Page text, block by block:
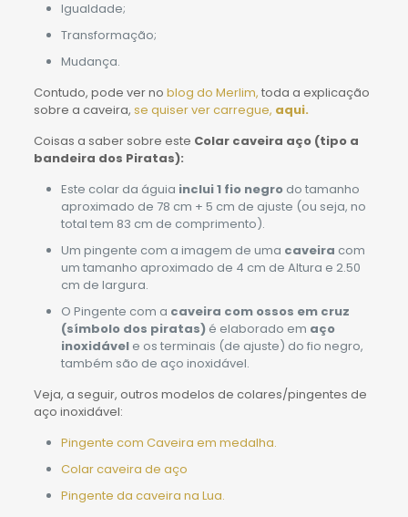
Igualdade;
Transformação;
Mudança.
Contudo, pode ver no blog do Merlim, toda a explicação
sobre a caveira, se quiser ver carregue, aqui.
Coisas a saber sobre este Colar caveira aço (tipo a
bandeira dos Piratas):
Este colar da águia inclui 1 fio negrodo tamanho
aproximado de 78 cm + 5 cm de ajuste (ou seja, no
total tem 83 cm de comprimento).
Um pingente com a imagem de uma caveira com
um tamanho aproximado de 4 cm de Altura e 2.50
cm de largura.
O Pingente com a caveira com ossos em cruz
(símbolo dos piratas)é elaborado em aço
inoxidávele os terminais (de ajuste) do fio negro,
também são de aço inoxidável.
Veja, a seguir, outros modelos de colares/pingentes de
aço inoxidável:
Pingente com Caveira em medalha.
Colar caveira de aço
Pingente da caveira na Lua.